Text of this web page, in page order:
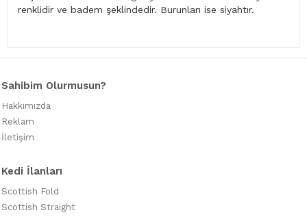
renklidir ve badem şeklindedir. Burunları ise siyahtır.
Sahibim Olurmusun?
Hakkımızda
Reklam
İletişim
Kedi İlanları
Scottish Fold
Scottish Straight